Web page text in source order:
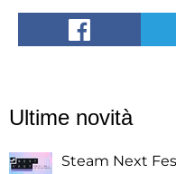
Ultime novità
Steam Next